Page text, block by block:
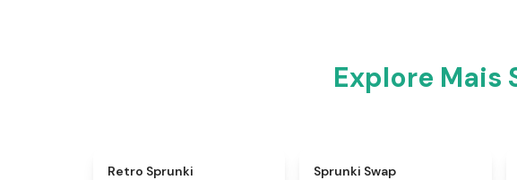
Explore Mais
Retro Sprunki Sprunki Swap